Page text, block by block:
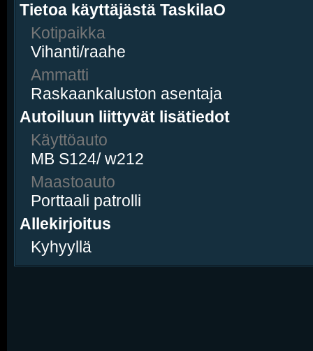
Tietoa käyttäjästä TaskilaO
Kotipaikka
Vihanti/raahe
Ammatti
Raskaankaluston asentaja
Autoiluun liittyvät lisätiedot
Käyttöauto
MB S124/ w212
Maastoauto
Porttaali patrolli
Allekirjoitus
Kyhyyllä